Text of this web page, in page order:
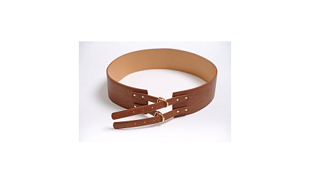
В наличии